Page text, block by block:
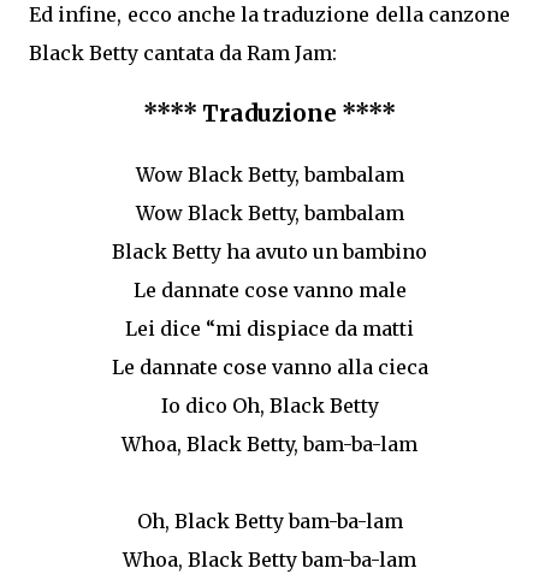
Ed infine, ecco anche la traduzione della canzone
Black Betty cantata da Ram Jam:
**** Traduzione ****
Wow Black Betty, bambalam
Wow Black Betty, bambalam
Black Betty ha avuto un bambino
Le dannate cose vanno male
Lei dice “mi dispiace da matti
Le dannate cose vanno alla cieca
Io dico Oh, Black Betty
Whoa, Black Betty, bam-ba-lam
Oh, Black Betty bam-ba-lam
Whoa, Black Betty bam-ba-lam